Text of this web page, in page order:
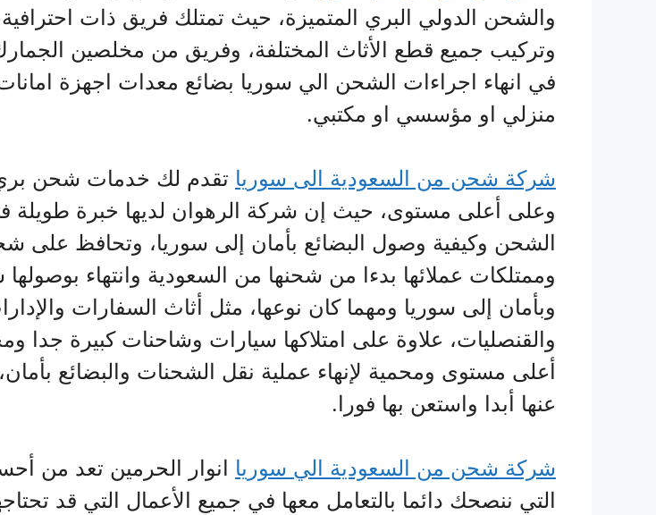
والشحن الدولي البري المتميزة، حيث تمتلك فريق ذات
وتركيب جميع قطع الأثاث المختلفة، وفريق من مخلصين
في انهاء اجراءات الشحن الي سوريا بضائع معدات اجهزة
منزلي او مؤسسي او مكتبي.
شركة شحن من السعودية الى سوريا تقدم لك خدمات شحن
وعلى أعلى مستوى، حيث إن شركة الرهوان لديها خبرة طويلة
الشحن وكيفية وصول البضائع بأمان إلى سوريا، وتحافظ على
وممتلكات عملائها بدءا من شحنها من السعودية وانتهاء بوصولها
وبأمان إلى سوريا ومهما كان نوعها، مثل أثاث السفارات
والقنصليات، علاوة على امتلاكها سيارات وشاحنات كبيرة جدا
أعلى مستوى ومحمية لإنهاء عملية نقل الشحنات والبضائع
عنها أبدا واستعن بها فورا.
شركة شحن من السعودية الي سوريا انوار الحرمين تعد من
التي ننصحك دائما بالتعامل معها في جميع الأعمال التي قد